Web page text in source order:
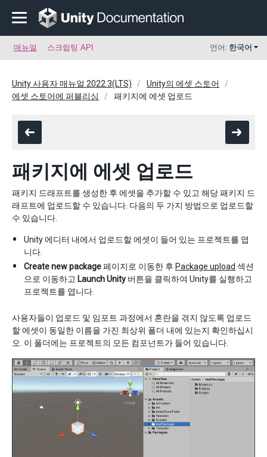
매뉴얼 스크립팅 API 언어: 한국어
Unity 사용자 매뉴얼 2022.3(LTS)
Unity의 에셋 스토어
에셋 스토어에 퍼블리싱
패키지에 에셋 업로드
패키지에 에셋 업로드
패키지 드래프트를 생성한 후 에셋을 추가할 수 있고 해당 패키지 드
래프트에 업로드할 수 있습니다. 다음의 두 가지 방법으로 업로드할
수 있습니다.
Unity 에디터 내에서 업로드할 에셋이 들어 있는 프로젝트를 엽
니다.
Create new package페이지로 이동한 후 Package upload 섹션
으로 이동하고 Launch Unity 버튼을 클릭하여 Unity를 실행하고
프로젝트를 엽니다.
사용자들이 업로드 및 임포트 과정에서 혼란을 겪지 않도록 업로드
할 에셋이 동일한 이름을 가진 최상위 폴더 내에 있는지 확인하십시
오. 이 폴더에는 프로젝트의 모든 컴포넌트가 들어 있습니다.